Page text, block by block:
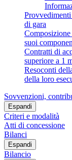
di gara
suoi
Contratti di
superiore a 1
Resoconti
della loro
Sovvenzioni,
Espandi
Criteri e modalità
Atti di concessione
Bilanci
Espandi
Bilancio